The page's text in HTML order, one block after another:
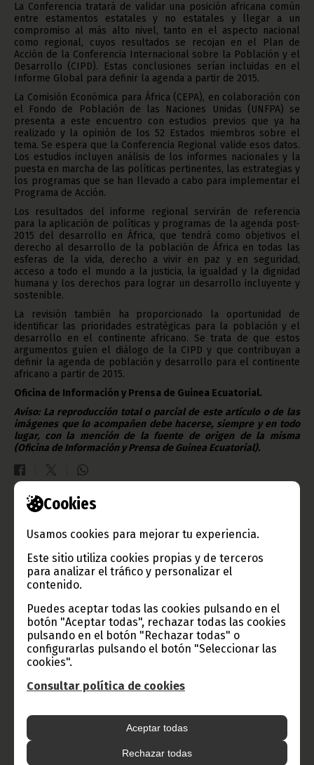
Cookies
Usamos cookies para mejorar tu experiencia.
Este sitio utiliza cookies propias y de terceros
para analizar el tráfico y personalizar el
contenido.
Puedes aceptar todas las cookies pulsando en el
botón "Aceptar todas", rechazar todas las cookies
pulsando en el botón "Rechazar todas" o
configurarlas pulsando el botón "Seleccionar las
cookies".
Consultar política de cookies
Aceptar todas
Rechazar todas
La Conferencia tratará de validar una posición africana común
entre estamentos estatales y no estatales y llegar a un
compromiso al más alto nivel, tanto en el aspecto nacional
como regional, cuyos resultados se recojan en el Plan de
Acción de la Conferencia Internacional sobre la Población y el
Desarrollo (CIPD). Estas conclusiones serían incluidas en el
Informe Global para definir la agenda a partir de 2015.
La Comisión Económica para África (CEPA), en colaboración con
el Fondo de Población de las Naciones Unidas (UNFPA) se
presenta a este encuentro con estudios previos que ya ha
realizado y la opinión de los 52 Estados miembros sobre el
tema. Se espera que la Conferencia Regional valide esos datos.
Los estudios incluyen análisis de los informes nacionales y la
puesta en marcha de las políticas pertinentes, las estrategias y
los programas que se han llevado a cabo para implementar el
Programa de Acción.
Los resultados del informe regional servirán de referencia
para la aplicación de políticas y programas de la agenda post-
2015 del desarrollo en África, que tendrá como objetivos el
derecho al desarrollo de la población de África en todas las
esferas de la vida, derecho a vivir en paz y en seguridad,
acceso a todo el mundo a la justicia, la igualdad y la dignidad
humana y los derechos para lograr un desarrollo incluyente y
sostenible.
La revisión también ha proporcionado la oportunidad de
identificar las prioridades estratégicas para la población y el
desarrollo en el continente africano. Se trata de que estos
argumentos guíen el diálogo de la CIPD y que contribuyan a
definir la agenda de población y desarrollo para el continente
africano a partir de 2015.
Oficina de Información y Prensa de Guinea Ecuatorial.
Aviso: La reproducción total o parcial de este artículo o de las
imágenes que lo acompañen debe hacerse, siempre y en todo
lugar, con la mención de la fuente de origen de la misma
(Oficina de Información y Prensa de Guinea Ecuatorial).
Información de Guinea Ecuatorial
TVGE
Ecuatorial
Haz click aquí para escuchar ahora